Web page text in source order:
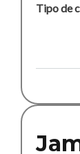
Tipo de